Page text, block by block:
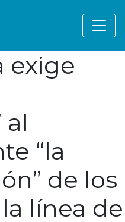
exige
al
“la
de los
línea de